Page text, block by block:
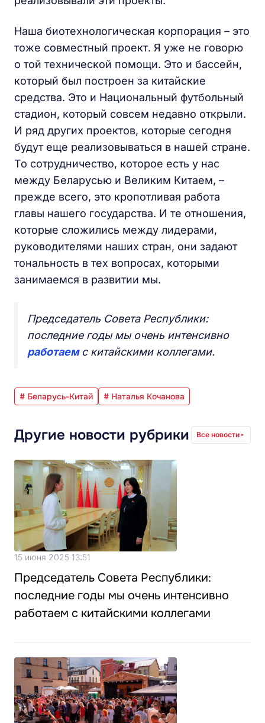
Наша биотехнологическая корпорация – это
тоже совместный проект. Я уже не говорю
о той технической помощи. Это и бассейн,
который был построен за китайские
средства. Это и Национальный футбольный
стадион, который совсем недавно открыли.
И ряд других проектов, которые сегодня
будут еще реализовываться в нашей стране.
То сотрудничество, которое есть у нас
между Беларусью и Великим Китаем, –
прежде всего, это кропотливая работа
главы нашего государства. И те отношения,
которые сложились между лидерами,
руководителями наших стран, они задают
тональность в тех вопросах, которыми
занимаемся в развитии мы.
Председатель Совета Республики:
последние годы мы очень интенсивно
работаем с китайскими коллегами.
# Беларусь-Китай # Наталья Кочанова
Другие новости рубрики Все новости
15 июня 2025 13:51
Председатель Совета Республики:
последние годы мы очень интенсивно
работаем с китайскими коллегами